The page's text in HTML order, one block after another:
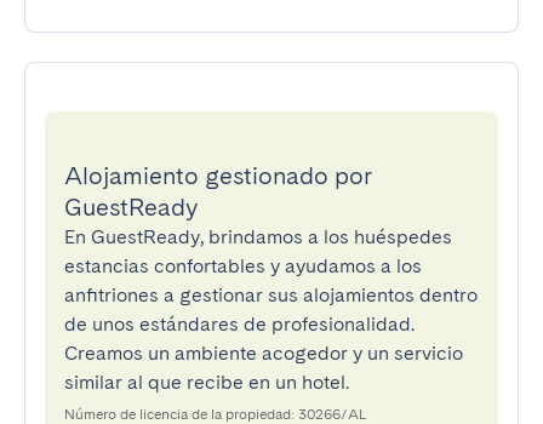
Alojamiento gestionado por
GuestReady
En GuestReady, brindamos a los huéspedes
estancias confortables y ayudamos a los
anfitriones a gestionar sus alojamientos dentro
de unos estándares de profesionalidad.
Creamos un ambiente acogedor y un servicio
similar al que recibe en un hotel.
Número de licencia de la propiedad: 30266/AL